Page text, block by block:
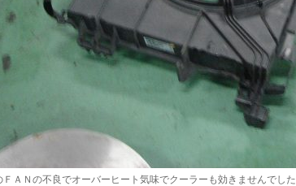
ＦＡＮの不良でオーバーヒート気味でクーラーも効きませんでした